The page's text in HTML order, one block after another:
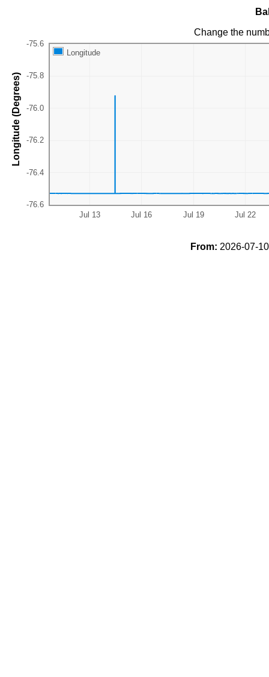
Change the
Longitude (Degrees)
Longitude
From: 2026-07-